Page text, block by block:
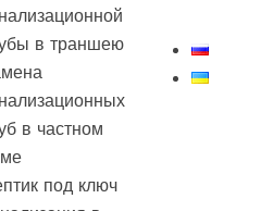
в траншею
в частном
под ключ